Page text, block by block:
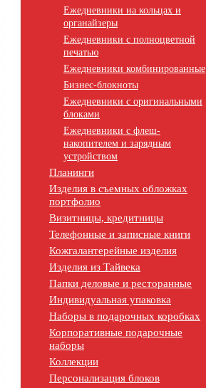
Ежедневники на кольцах и
органайзеры
Ежедневники с полноцветной
печатью
Ежедневники комбинированные
Бизнес-блокноты
Ежедневники с оригинальными
блоками
Ежедневники с флеш-
накопителем и зарядным
устройством
Планинги
Изделия в съемных обложках
портфолио
Визитницы, кредитницы
Телефонные и записные книги
Кожгалантерейные изделия
Изделия из Тайвека
Папки деловые и ресторанные
Индивидуальная упаковка
Наборы в подарочных коробках
Корпоративные подарочные
наборы
Коллекции
Персонализация блоков